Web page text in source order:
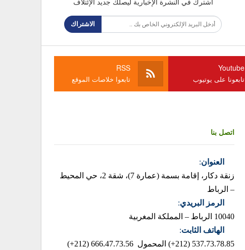
اشترك في النشرة الإخبارية ليصلك جديد الإئتلاف
الاشتراك
Youtube
تابعونا على يوتيوب
RSS
تابعوا خلاصات الموقع
اتصل بنا
العنوان:
زنقة دكار، إقامة بسمة (عمارة 7)، شقة 2، حي المحيط
– الرباط
الرمز البريدي:
10040 الرباط – المملكة المغربية
الهاتف الثابت:
537.73.78.85 (212+)
المحمول 666.47.73.56 (212+)